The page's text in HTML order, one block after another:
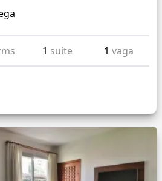
1 suíte 1 vaga